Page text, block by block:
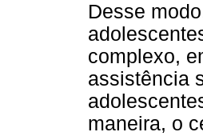
Desse
complexo,
assistência
maneira, o